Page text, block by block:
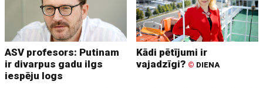
ASV profesors: Putinam
ir divarpus gadu ilgs
iespēju logs
Kādi pētījumi ir
vajadzīgi? © DIENA